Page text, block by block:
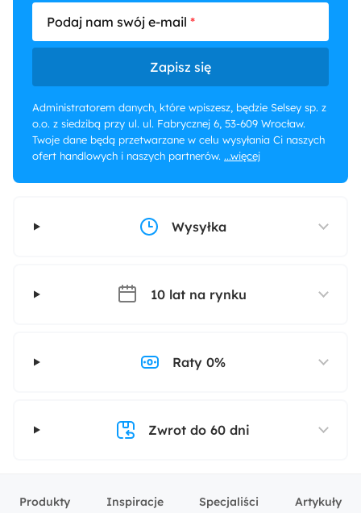
Podaj nam swój e-mail
Zapisz się
Administratorem danych, które wpiszesz, będzie Selsey sp. z
o.o. z siedzibą przy ul. ul. Fabrycznej 6, 53-609 Wrocław.
Twoje dane będą przetwarzane w celu wysyłania Ci naszych
ofert handlowych i naszych partnerów. ...więcej
Wysyłka
10 lat na rynku
Raty 0%
Zwrot do 60 dni
Produkty Inspiracje Specjaliści Artykuły